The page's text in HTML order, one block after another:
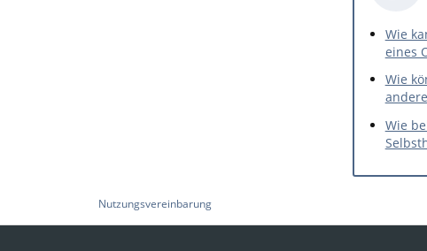
Wie
eines
Wie
Wie
Nutzungsvereinbarung